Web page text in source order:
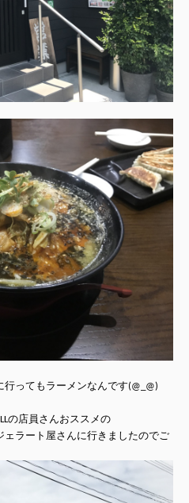
ってもラーメンなんです(@_@)
の店員さんおススメの
ラート屋さんに行きましたのでご